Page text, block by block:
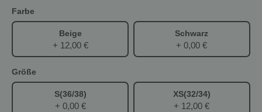
Farbe
Beige
+ 12,00 €
Schwarz
+ 0,00 €
Größe
S(36/38)
+ 0,00 €
XS(32/34)
+ 12,00 €